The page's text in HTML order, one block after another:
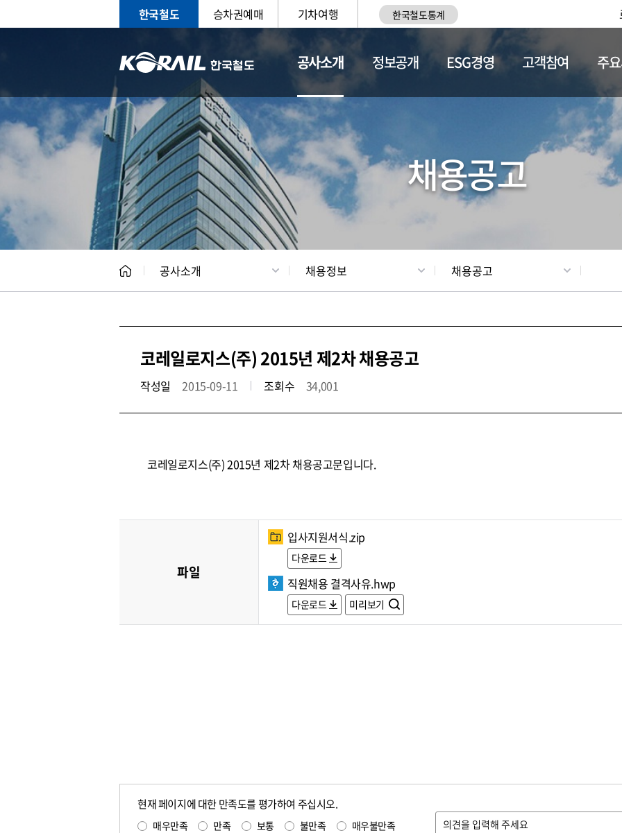
한국철도 승차권예매 기차여행 한국철도통계
공사소개
CEO 일반현황 채용정보
정보공개 ESG경영 고객참여 주
채용공고
공사소개 채용정보 채용공고
코레일로지스(주) 2015년 제2차 채용공고
작성일 2015-09-11 조회수 34,001
코레일로지스(주) 2015년 제2차 채용공고문입니다.
파일
입사지원서식.zip
다운로드
직원채용 결격사유.hwp
다운로드 미리보기
현재 페이지에 대한 만족도를 평가하여 주십시오.
매우만족 만족 보통 불만족 매우불만족